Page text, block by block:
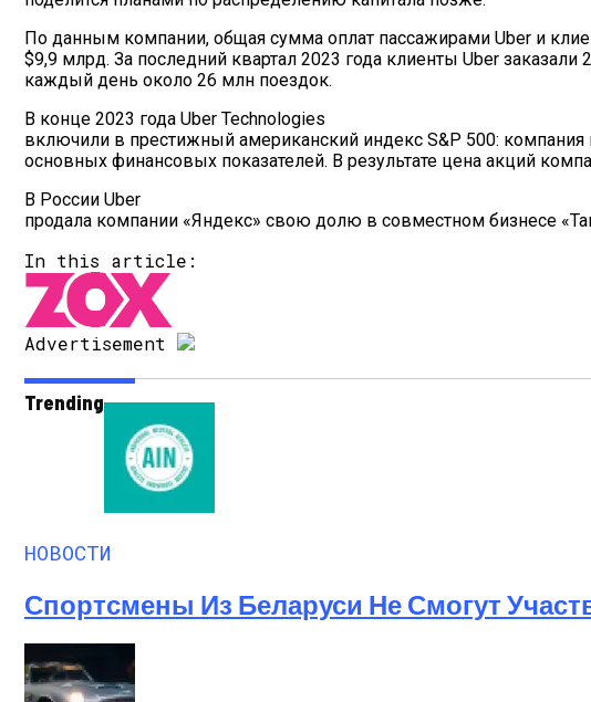
По данным компании, общая сумма оплат пассажирами Uber и
$9,9 млрд. За последний квартал 2023 года клиенты Uber
каждый день около 26 млн поездок.
В конце 2023 года Uber Technologies
включили в престижный американский индекс S&P 500: компания
основных финансовых показателей. В результате цена акций
В России Uber
продала компании «Яндекс» свою долю в совместном бизнесе
In this article:
Advertisement
Trending
НОВОСТИ
Спортсмены Из Беларуси Не Смогут